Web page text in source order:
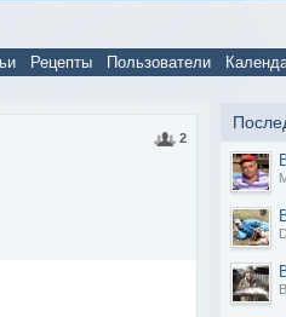
Рецепты Пользователи
2